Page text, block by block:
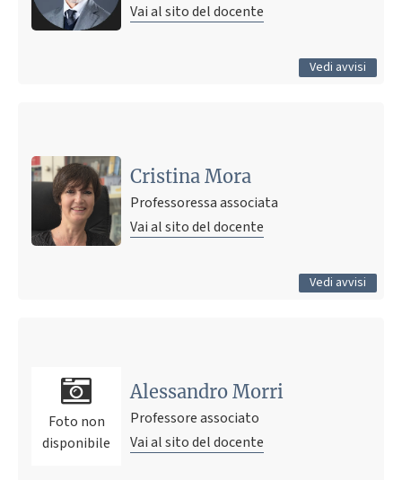
Vai al sito del docente
Vedi avvisi
Tutti gli avvisi
Cristina Mora
Professoressa associata
Vai al sito del docente
Vedi avvisi
15 luglio 2026 12:10
Tutti gli avvisi
Foto non
disponibile
Alessandro Morri
Professore associato
Vai al sito del docente
5 maggio 2026 18:37